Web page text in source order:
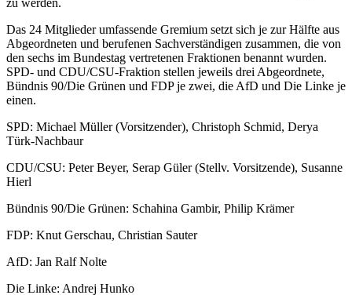
Das 24 Mitglieder umfassende Gremium setzt sich je zur Hälfte aus
Abgeordneten und berufenen Sachverständigen zusammen, die von
den sechs im Bundestag vertretenen Fraktionen benannt wurden.
SPD- und CDU/CSU-Fraktion stellen jeweils drei Abgeordnete,
Bündnis 90/Die Grünen und FDP je zwei, die AfD und Die Linke je
einen.
SPD: Michael Müller (Vorsitzender), Christoph Schmid, Derya
Türk-Nachbaur
CDU/CSU: Peter Beyer, Serap Güler (Stellv. Vorsitzende), Susanne
Hierl
Bündnis 90/Die Grünen: Schahina Gambir, Philip Krämer
FDP: Knut Gerschau, Christian Sauter
AfD: Jan Ralf Nolte
Die Linke: Andrej Hunko